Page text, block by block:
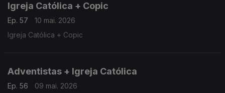
Igreja Católica + Copic
Ep. 57
10 mai. 2026
Igreja Católica + Copic
Adventistas + Igreja Católica
Ep. 56
09 mai. 2026